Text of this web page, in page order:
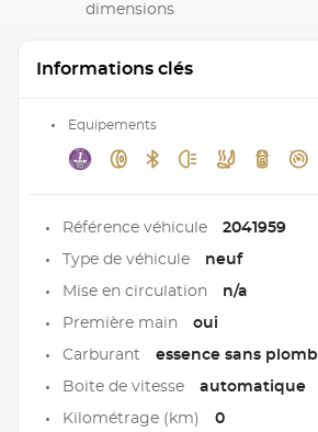
dimensions
Informations clés
Equipements
Référence véhicule 2041959
Type de véhicule neuf
Mise en circulation n/a
Première main oui
Carburant essence sans plomb
Boite de vitesse automatique
Kilométrage (km) 0